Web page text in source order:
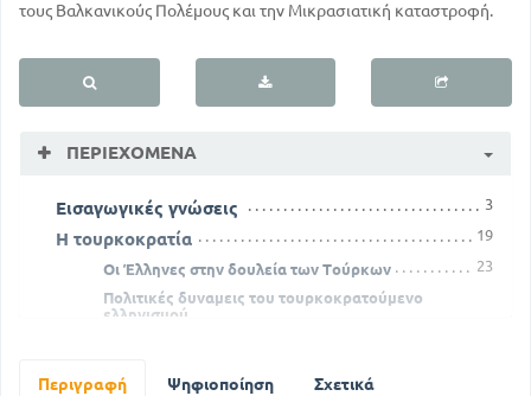
τους Βαλκανικούς Πολέμους και την Μικρασιατική καταστροφή.
ΠΕΡΙΕΧΌΜΕΝΑ
Εισαγωγικές γνώσεις 3
Η τουρκοκρατία 19
Οι Έλληνες στην δουλεία των Τούρκων
23
Πολιτικές δυναμεις του τουρκοκρατούμενο
ελληνισμού
Περιγραφή Ψηφιοποίηση Σχετικά